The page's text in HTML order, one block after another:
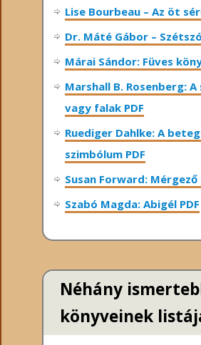
Lise Bourbeau – Az öt
Dr. Máté Gábor –
Márai Sándor: Füves
Marshall B. Rosenberg:
vagy falak PDF
Ruediger Dahlke: A
szimbólum PDF
Susan Forward: Mérgező
Szabó Magda: Abigél PDF
Néhány
könyveinek